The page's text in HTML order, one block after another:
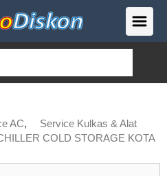
AC,
Service Kulkas & Alat
COLD STORAGE KOTA